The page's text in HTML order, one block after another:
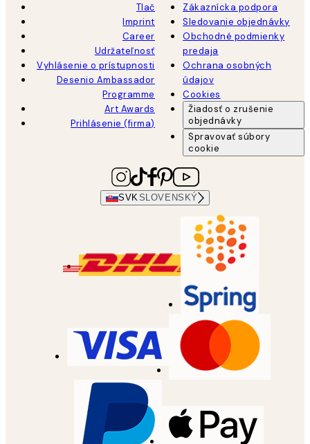
Tlač
Imprint
Career
Udržateľnosť
Vyhlásenie o prístupnosti
Desenio Ambassador
Programme
Art Awards
Prihlásenie (firma)
Zákaznícka podpora
Sledovanie objednávky
Obchodné podmienky
predaja
Ochrana osobných
údajov
Cookies
Žiadosť o zrušenie
objednávky
Spravovať súbory
cookie
SVKSLOVENSKÝ